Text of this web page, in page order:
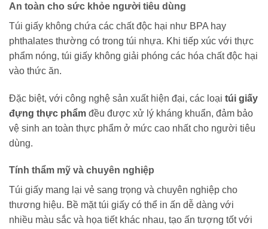
An toàn cho sức khỏe người tiêu dùng
Túi giấy không chứa các chất độc hại như BPA hay
phthalates thường có trong túi nhựa. Khi tiếp xúc với thực
phẩm nóng, túi giấy không giải phóng các hóa chất độc hại
vào thức ăn.
Đặc biệt, với công nghệ sản xuất hiện đại, các loại túi giấy
đựng thực phẩm đều được xử lý kháng khuẩn, đảm bảo
vệ sinh an toàn thực phẩm ở mức cao nhất cho người tiêu
dùng.
Tính thẩm mỹ và chuyên nghiệp
Túi giấy mang lại vẻ sang trọng và chuyên nghiệp cho
thương hiệu. Bề mặt túi giấy có thể in ấn dễ dàng với
nhiều màu sắc và họa tiết khác nhau, tạo ấn tượng tốt với